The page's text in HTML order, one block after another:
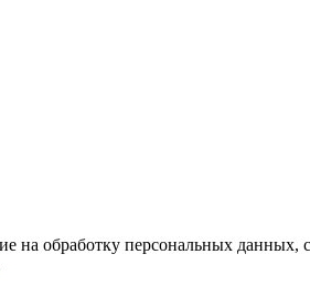
на обработку персональных